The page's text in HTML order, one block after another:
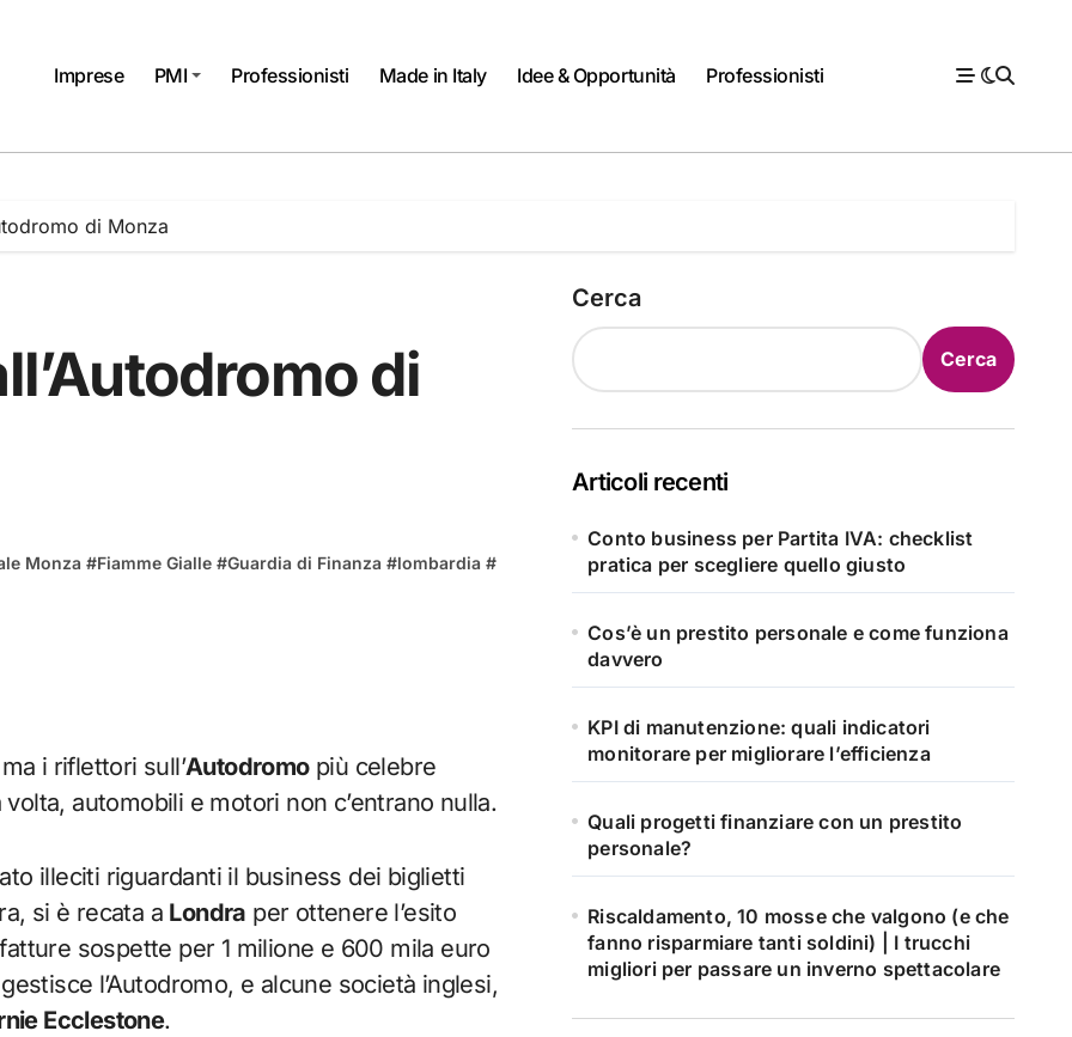
Imprese PMI Professionisti Made in Italy Idee & Opportunità Professionisti
di Monza
di
Monza #Fiamme Gialle #Guardia di Finanza #lombardia #
i riflettori sull’Autodromopiù celebre
automobili e motori non c’entrano nulla.
illeciti riguardanti il business dei biglietti
si è recata a Londra per ottenere l’esito
sospette per 1 milione e 600 mila euro
l’Autodromo, e alcune società inglesi,
Ecclestone.
Cerca
Cerca
Articoli recenti
Conto business per Partita IVA: checklist
pratica per scegliere quello giusto
Cos’è un prestito personale e come funziona
davvero
KPI di manutenzione: quali indicatori
monitorare per migliorare l’efficienza
Quali progetti finanziare con un prestito
personale?
Riscaldamento, 10 mosse che valgono (e che
fanno risparmiare tanti soldini) | I trucchi
migliori per passare un inverno spettacolare